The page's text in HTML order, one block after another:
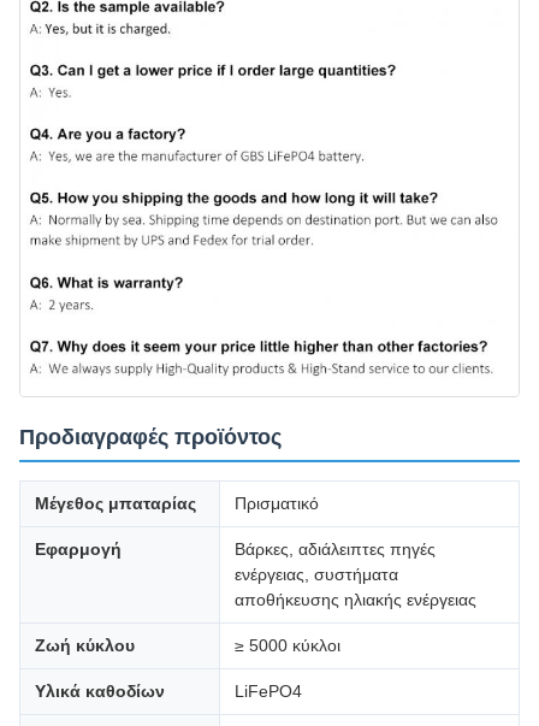
Προδιαγραφές προϊόντος
Μέγεθος μπαταρίας Πρισματικό
Εφαρμογή
Βάρκες, αδιάλειπτες πηγές
ενέργειας, συστήματα
αποθήκευσης ηλιακής ενέργειας
Ζωή κύκλου ≥ 5000 κύκλοι
Υλικά καθοδίων LiFePO4